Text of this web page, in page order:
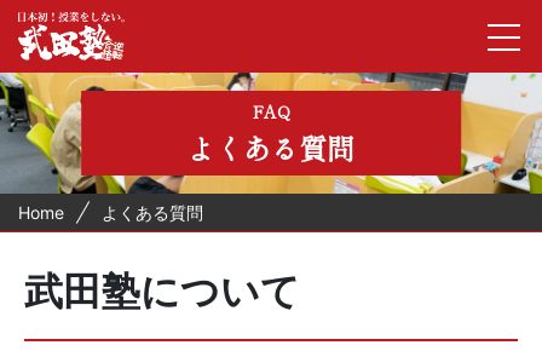
FAQ
よくある質問
Home よくある質問
武田塾について